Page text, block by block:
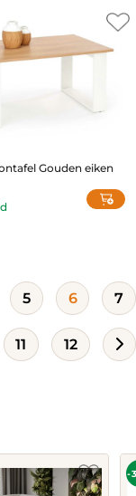
Gouden eiken
5 6 7
11 12
-